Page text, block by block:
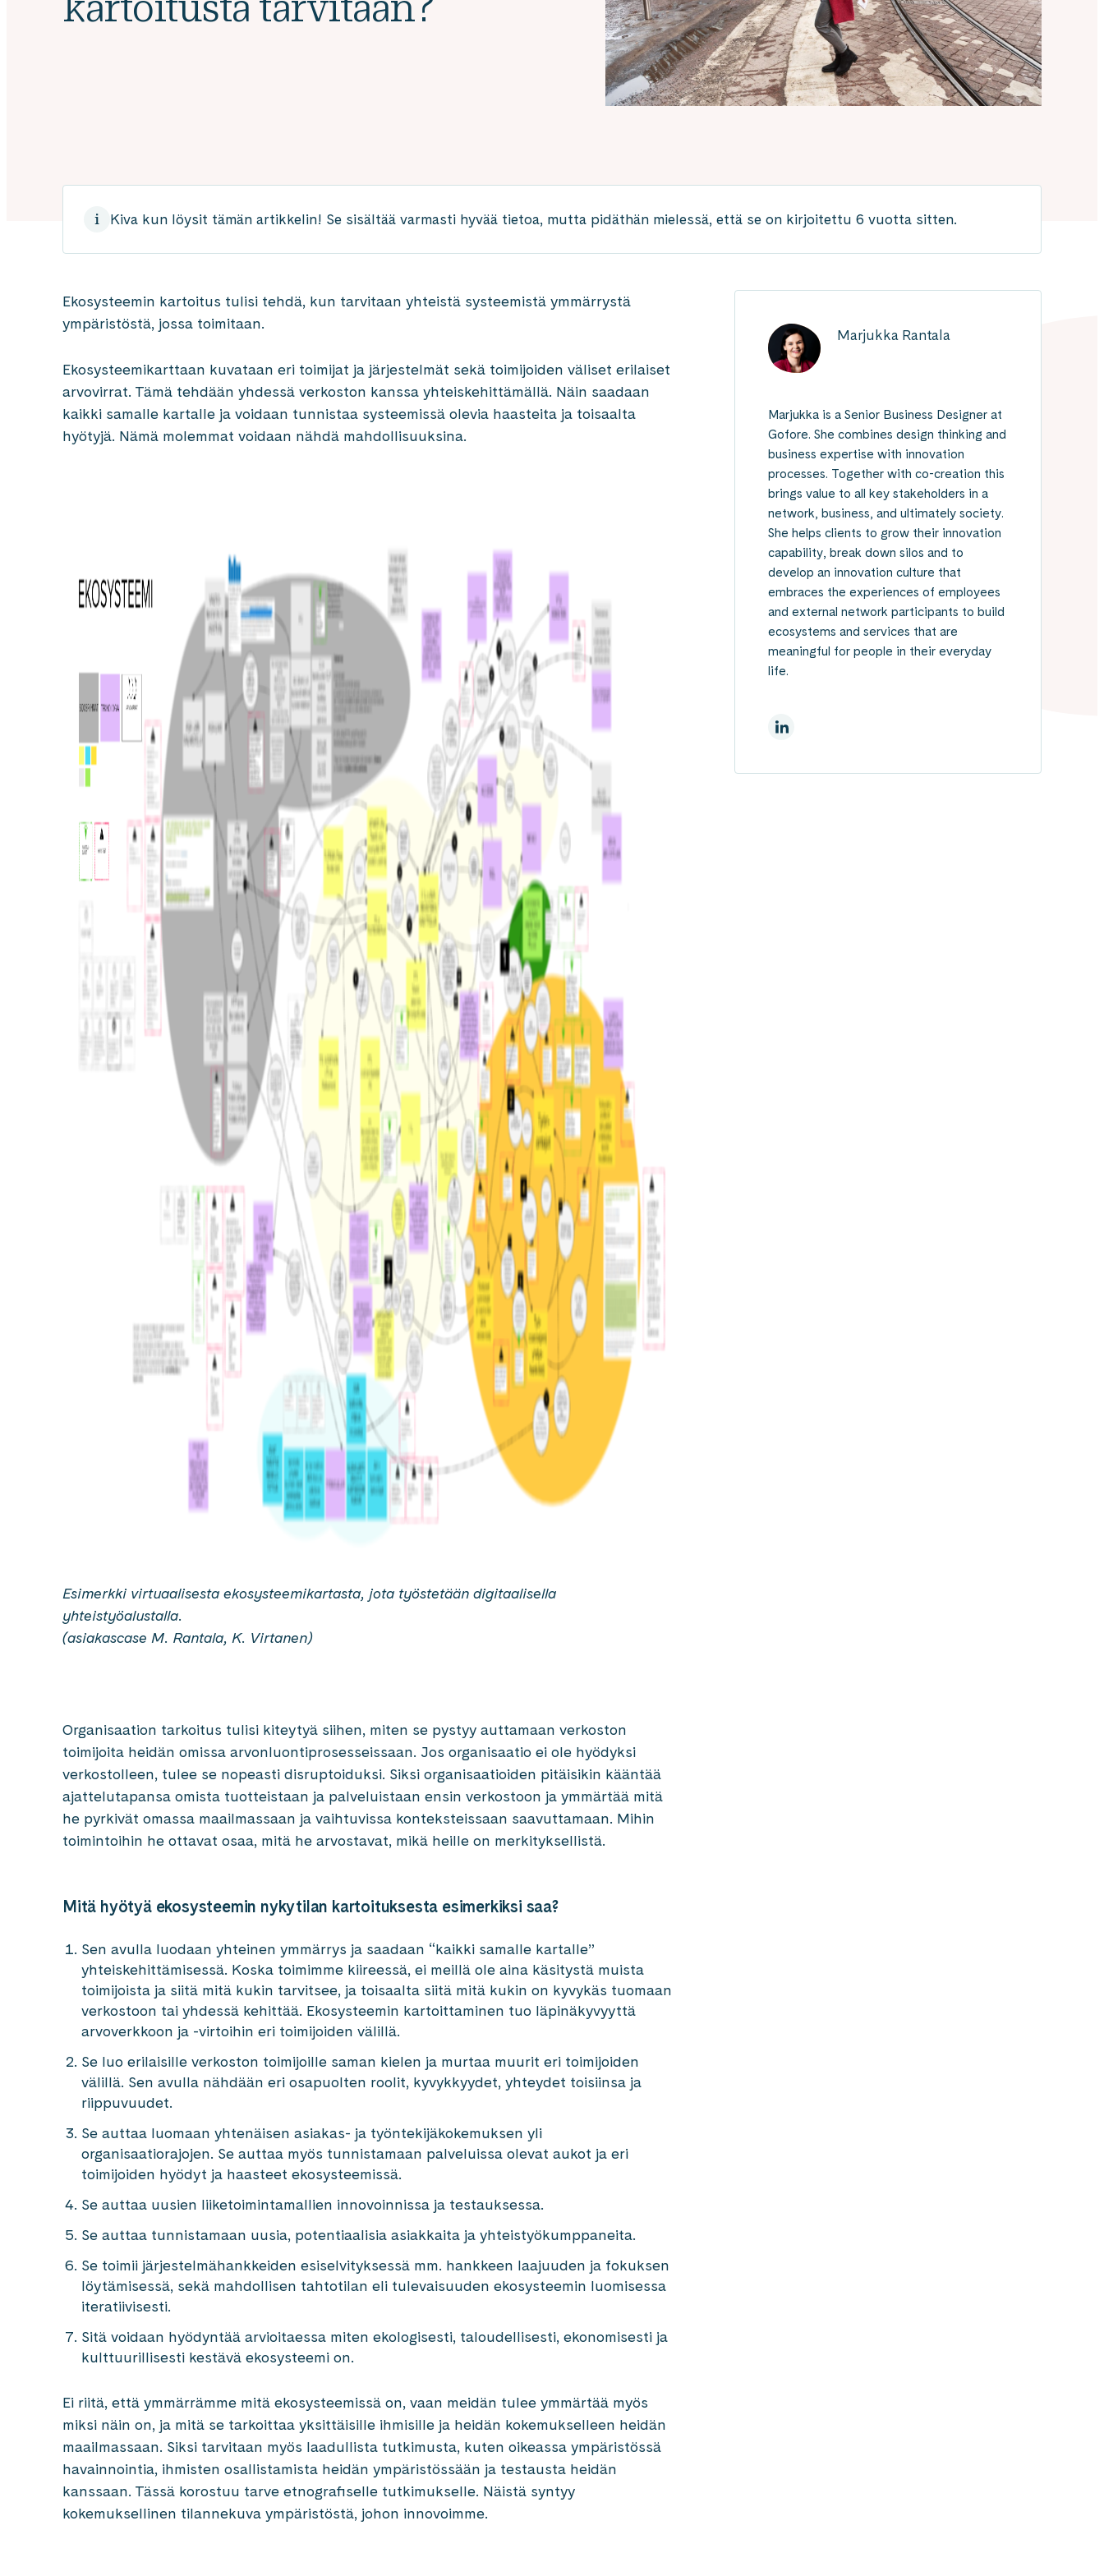
Kiva kun löysit tämän artikkelin! Se sisältää varmasti hyvää tietoa, mutta pidäthän mielessä, että se on kirjoitettu 6 vuotta sitten.
Ekosysteemin kartoitus tulisi tehdä, kun tarvitaan yhteistä systeemistä ymmärrystä
ympäristöstä, jossa toimitaan.
Ekosysteemikarttaan kuvataan eri toimijat ja järjestelmät sekä toimijoiden väliset erilaiset
arvovirrat. Tämä tehdään yhdessä verkoston kanssa yhteiskehittämällä. Näin saadaan
kaikki samalle kartalle ja voidaan tunnistaa systeemissä olevia haasteita ja toisaalta
hyötyjä. Nämä molemmat voidaan nähdä mahdollisuuksina.
Esimerkki virtuaalisesta ekosysteemikartasta, jota työstetään digitaalisella
yhteistyöalustalla.
(asiakascase M. Rantala, K. Virtanen)
Organisaation tarkoitus tulisi kiteytyä siihen, miten se pystyy auttamaan verkoston
toimijoita heidän omissa arvonluontiprosesseissaan. Jos organisaatio ei ole hyödyksi
verkostolleen, tulee se nopeasti disruptoiduksi. Siksi organisaatioiden pitäisikin kääntää
ajattelutapansa omista tuotteistaan ja palveluistaan ensin verkostoon ja ymmärtää mitä
he pyrkivät omassa maailmassaan ja vaihtuvissa konteksteissaan saavuttamaan. Mihin
toimintoihin he ottavat osaa, mitä he arvostavat, mikä heille on merkityksellistä.
Mitä hyötyä ekosysteemin nykytilan kartoituksesta esimerkiksi saa?
Sen avulla luodaan yhteinen ymmärrys ja saadaan “kaikki samalle kartalle”
yhteiskehittämisessä. Koska toimimme kiireessä, ei meillä ole aina käsitystä muista
toimijoista ja siitä mitä kukin tarvitsee, ja toisaalta siitä mitä kukin on kyvykäs tuomaan
verkostoon tai yhdessä kehittää. Ekosysteemin kartoittaminen tuo läpinäkyvyyttä
arvoverkkoon ja -virtoihin eri toimijoiden välillä.
Se luo erilaisille verkoston toimijoille saman kielen ja murtaa muurit eri toimijoiden
välillä. Sen avulla nähdään eri osapuolten roolit, kyvykkyydet, yhteydet toisiinsa ja
riippuvuudet.
Se auttaa luomaan yhtenäisen asiakas- ja työntekijäkokemuksen yli
organisaatiorajojen. Se auttaa myös tunnistamaan palveluissa olevat aukot ja eri
toimijoiden hyödyt ja haasteet ekosysteemissä.
Se auttaa uusien liiketoimintamallien innovoinnissa ja testauksessa.
Se auttaa tunnistamaan uusia, potentiaalisia asiakkaita ja yhteistyökumppaneita.
Se toimii järjestelmähankkeiden esiselvityksessä mm. hankkeen laajuuden ja fokuksen
löytämisessä, sekä mahdollisen tahtotilan eli tulevaisuuden ekosysteemin luomisessa
iteratiivisesti.
Sitä voidaan hyödyntää arvioitaessa miten ekologisesti, taloudellisesti, ekonomisesti ja
kulttuurillisesti kestävä ekosysteemi on.
Ei riitä, että ymmärrämme mitä ekosysteemissä on, vaan meidän tulee ymmärtää myös
miksi näin on, ja mitä se tarkoittaa yksittäisille ihmisille ja heidän kokemukselleen heidän
maailmassaan. Siksi tarvitaan myös laadullista tutkimusta, kuten oikeassa ympäristössä
havainnointia, ihmisten osallistamista heidän ympäristössään ja testausta heidän
kanssaan. Tässä korostuu tarve etnografiselle tutkimukselle. Näistä syntyy
kokemuksellinen tilannekuva ympäristöstä, johon innovoimme.
Marjukka Rantala
Marjukka is a Senior Business Designer at
Gofore. She combines design thinking and
business expertise with innovation
processes. Together with co-creation this
brings value to all key stakeholders in a
network, business, and ultimately society.
She helps clients to grow their innovation
capability, break down silos and to
develop an innovation culture that
embraces the experiences of employees
and external network participants to build
ecosystems and services that are
meaningful for people in their everyday
life.
LinkedInissä